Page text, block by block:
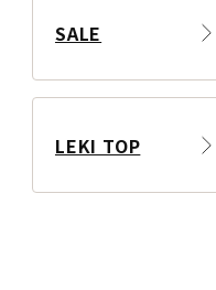
SALE
LEKI TOP